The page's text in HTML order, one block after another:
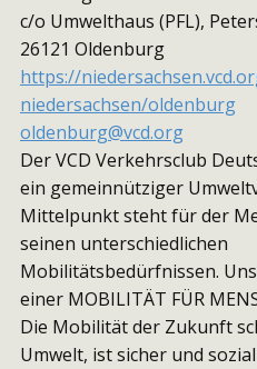
c/o Umwelthaus (PFL),
26121 Oldenburg
https://
niedersachsen/oldenburg
oldenburg@vcd.org
Der VCD Verkehrsclub
ein gemeinnütziger
Mittelpunkt steht für der
seinen unterschiedlichen
Mobilitätsbedürfnissen.
einer MOBILITÄT FÜR
Die Mobilität der Zukunft
Umwelt, ist sicher und